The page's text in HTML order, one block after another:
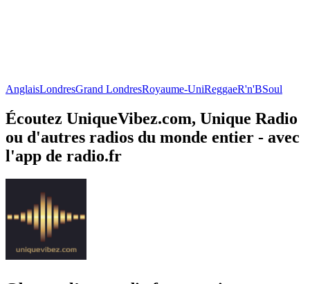
AnglaisLondresGrand LondresRoyaume-UniReggaeR'n'BSoul
Écoutez UniqueVibez.com, Unique Radio
ou d'autres radios du monde entier - avec
l'app de radio.fr